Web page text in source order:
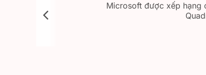
Microsoft được xếp hạng